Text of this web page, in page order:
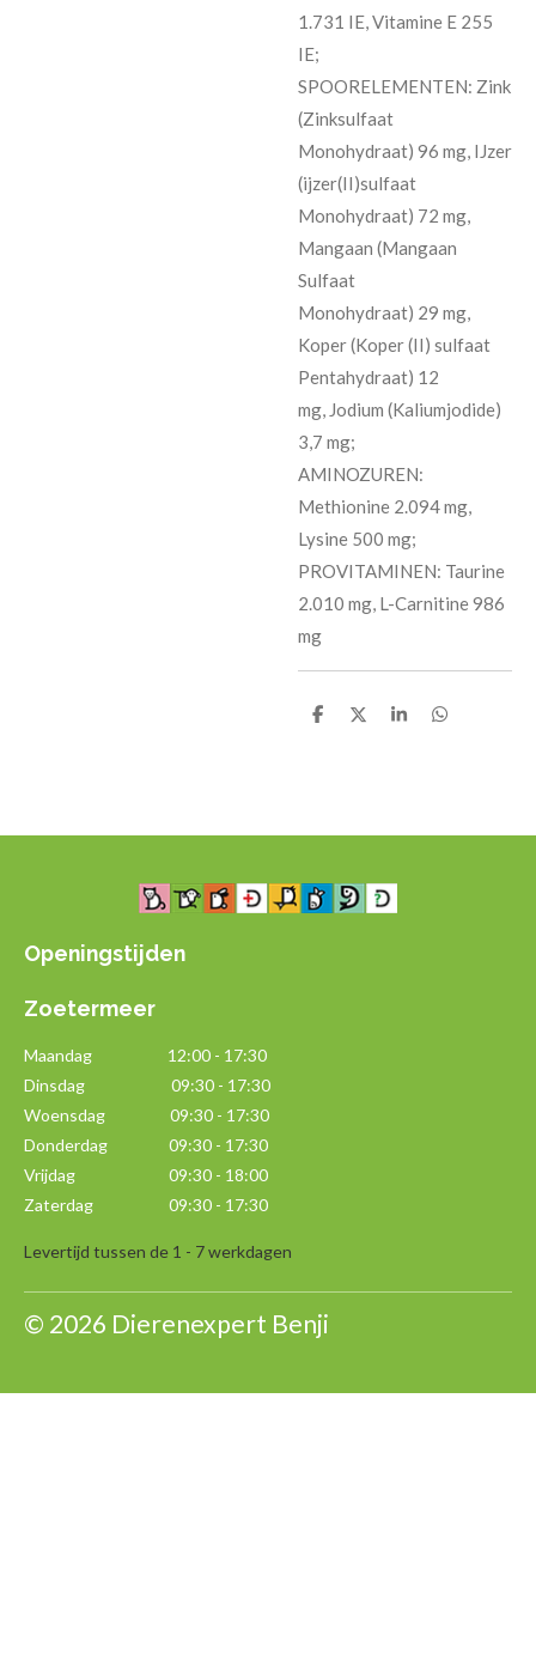
1.731 IE, Vitamine E 255
IE;
SPOORELEMENTEN: Zink
(Zinksulfaat
Monohydraat) 96 mg, IJzer
(ijzer(II)sulfaat
Monohydraat) 72 mg,
Mangaan (Mangaan
Sulfaat
Monohydraat) 29 mg,
Koper (Koper (II) sulfaat
Pentahydraat) 12
mg, Jodium (Kaliumjodide)
3,7 mg;
AMINOZUREN:
Methionine 2.094 mg,
Lysine 500 mg;
PROVITAMINEN: Taurine
2.010 mg, L-Carnitine 986
mg
D
D
S
D
Openingstijden
Zoetermeer
Maandag 12:00 - 17:30
Dinsdag 09:30 - 17:30
Woensdag 09:30 - 17:30
Donderdag 09:30 - 17:30
Vrijdag 09:30 - 18:00
Zaterdag 09:30 - 17:30
Levertijd tussen de 1 - 7 werkdagen
© 2026 Dierenexpert Benji